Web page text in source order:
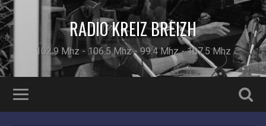
RADIO KREIZ BREIZH
102.9 Mhz - 106.5 Mhz - 99.4 Mhz - 107.5 Mhz